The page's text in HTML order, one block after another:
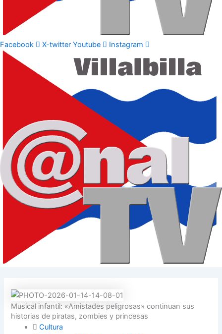
Facebook X-twitter Youtube Instagram
Musical infantil: «Amistades peligrosas» continuan sus
historias de piratas, zombies y princesas
Cultura